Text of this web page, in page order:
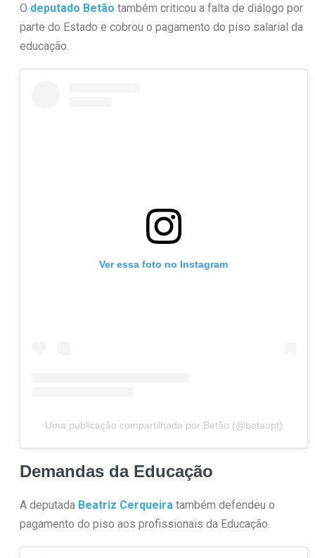
O deputado Betão também criticou a falta de diálogo por
parte do Estado e cobrou o pagamento do piso salarial da
educação.
Ver essa foto no Instagram
Uma publicação compartilhada por Betão (@betaopt)
Demandas da Educação
A deputada Beatriz Cerqueiratambém defendeu o
pagamento do piso aos profissionais da Educação.